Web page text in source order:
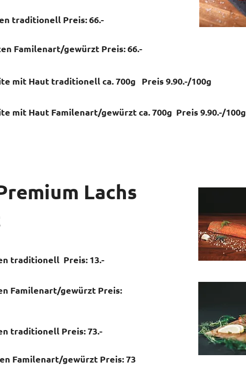
traditionell Preis: 66.-
Familenart/gewürzt Preis: 66.-
mit Haut traditionell ca. 700g Preis 9.90.-/100g
mit Haut Familenart/gewürzt ca. 700g Preis 9.90.-/100g
Lachs
traditionell Preis: 13.-
Familenart/gewürzt Preis:
traditionell Preis: 73.-
Familenart/gewürzt Preis: 73